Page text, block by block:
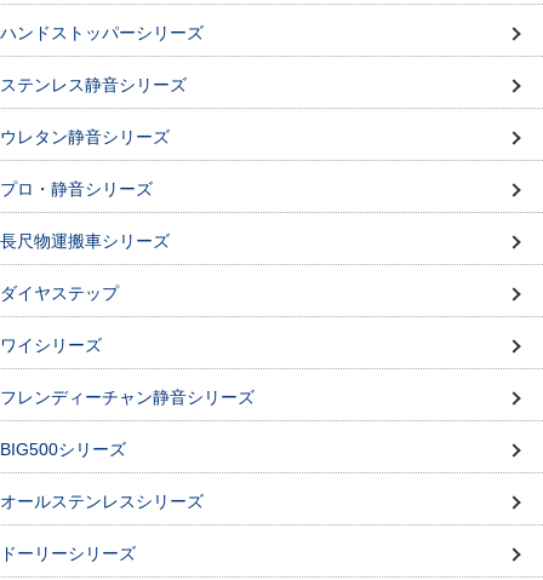
ハンドストッパーシリーズ
ステンレス静音シリーズ
ウレタン静音シリーズ
プロ・静音シリーズ
長尺物運搬車シリーズ
ダイヤステップ
ワイシリーズ
フレンディーチャン静音シリーズ
BIG500シリーズ
オールステンレスシリーズ
ドーリーシリーズ